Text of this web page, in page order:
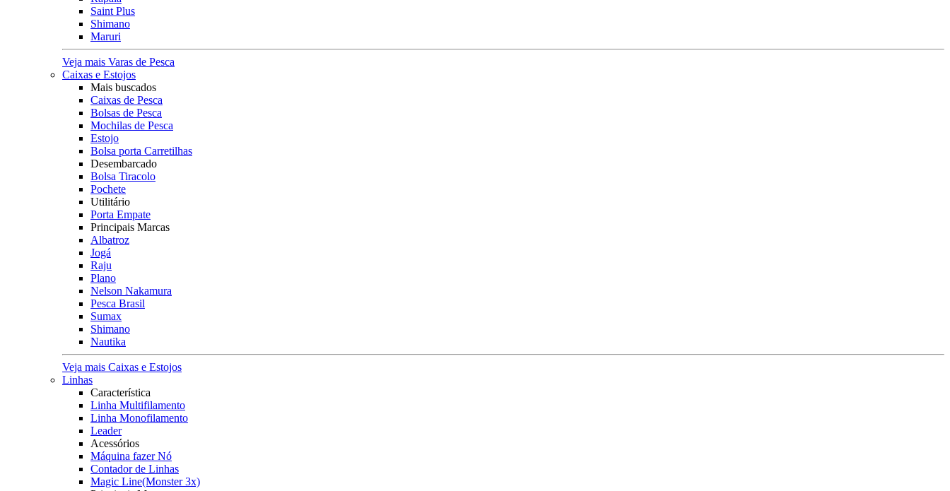
Saint Plus
Shimano
Maruri
Veja mais Varas de Pesca
Caixas e Estojos
Mais buscados
Caixas de Pesca
Bolsas de Pesca
Mochilas de Pesca
Estojo
Bolsa porta Carretilhas
Desembarcado
Bolsa Tiracolo
Pochete
Utilitário
Porta Empate
Principais Marcas
Albatroz
Jogá
Raju
Plano
Nelson Nakamura
Pesca Brasil
Sumax
Shimano
Nautika
Veja mais Caixas e Estojos
Linhas
Característica
Linha Multifilamento
Linha Monofilamento
Leader
Acessórios
Máquina fazer Nó
Contador de Linhas
Magic Line(Monster 3x)